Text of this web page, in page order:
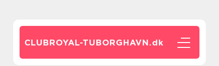
CLUBROYAL-TUBORGHAVN.dk